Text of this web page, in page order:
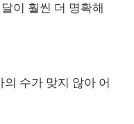
이 훨씬 더 명확해
수가 맞지 않아 어